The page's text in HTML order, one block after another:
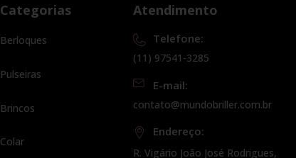
Categorias
Berloques
Pulseiras
Brincos
Colar
Atendimento
Telefone:
(11) 97541-3285
E-mail:
contato@mundobriller.com.br
Endereço:
R. Vigário João José Rodrigues,